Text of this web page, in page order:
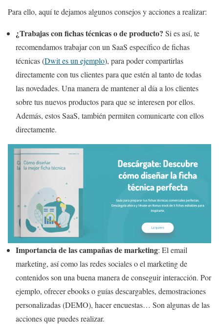
Para ello, aquí te dejamos algunos consejos y acciones a realizar:
¿Trabajas con fichas técnicas o de producto? Si es así, te
recomendamos trabajar con un SaaS específico de fichas
técnicas (Dwit es un ejemplo), para poder compartirlas
directamente con tus clientes para que estén al tanto de todas
las novedades. Una manera de mantener al día a los clientes
sobre tus nuevos productos para que se interesen por ellos.
Además, estos SaaS, también permiten comunicarte con ellos
directamente.
Importancia de las campañas de marketing: El email
marketing, así como las redes sociales o el marketing de
contenidos son una buena manera de conseguir interacción. Por
ejemplo, ofrecer ebooks o guías descargables, demostraciones
personalizadas (DEMO), hacer encuestas… Son algunas de las
acciones que puedes realizar.